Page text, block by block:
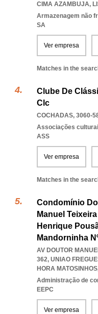
CIMA AZAMBUJA,
Armazenagem não
SA
Ver empresa
Matches in the
Clube De
Clc
COCHADAS, 3060-
Associações
ASS
Ver empresa
Matches in the
Condomínio
Manuel
Henrique
Mandorninha
AV DOUTOR
362, UNIAO
HORA MATOSINHOS
Administração de
EEPC
Ver empresa